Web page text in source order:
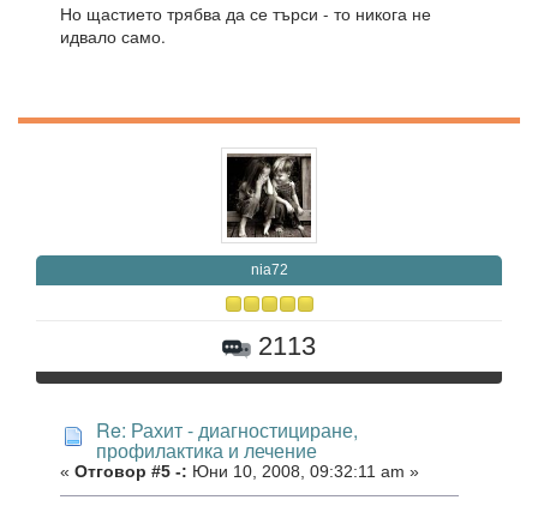
Но щастието трябва да се търси - то никога не
идвало само.
nia72
2113
Re: Рахит - диагностициране,
профилактика и лечение
« Отговор #5 -: Юни 10, 2008, 09:32:11 am »